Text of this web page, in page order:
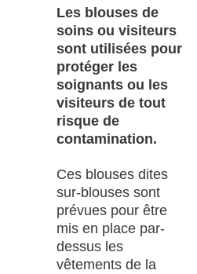
Les blouses de
soins ou visiteurs
sont utilisées pour
protéger les
soignants ou les
visiteurs de tout
risque de
contamination.
Ces blouses dites
sur-blouses sont
prévues pour être
mis en place par-
dessus les
vêtements de la